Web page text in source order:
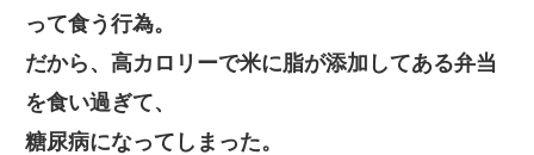
って食う行為。
だから、高カロリーで米に脂が添加してある弁当
を食い過ぎて、
糖尿病になってしまった。